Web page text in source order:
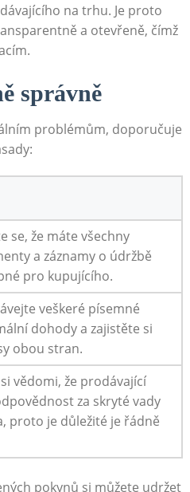
na trhu. Je proto
a otevřeně, čímž
správně
problémům, doporučuje
se, že máte všechny
a záznamy o údržbě
pro kupujícího.
veškeré písemné
dohody a zajistěte si
obou stran.
vědomi, že prodávající
za skryté vady
proto je důležité je řádně
pokynů si můžete udržet